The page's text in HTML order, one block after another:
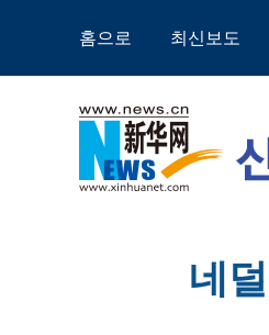
홈으로 최신보도
네